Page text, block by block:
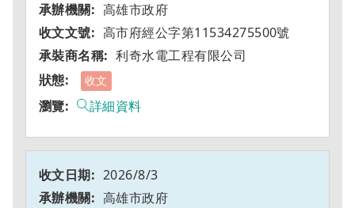
高雄市政府
高市府經公字第11534275500號
利奇水電工程有限公司
收文
詳細資料
2026/8/3
高雄市政府